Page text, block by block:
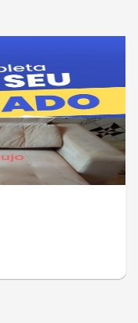
AEREO COM DRONE